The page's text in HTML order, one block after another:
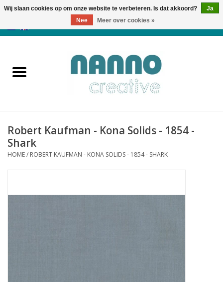
Producten
Nieuws
Herfst & Halloween
Robert Kaufman - Kona Solids - 1854 -
Shark
HOME/ ROBERT KAUFMAN - KONA SOLIDS - 1854 - SHARK
Wij slaan cookies op om onze website te verbeteren. Is dat akkoord?
Ja
Nee
Meer over cookies »